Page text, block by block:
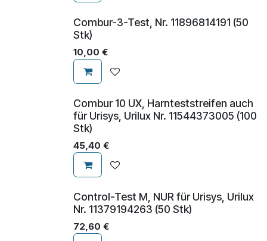
Combur-3-Test, Nr. 11896814191 (50
Stk)
10,00 €
Combur 10 UX, Harnteststreifen auch
für Urisys, Urilux Nr. 11544373005 (100
Stk)
45,40 €
Control-Test M, NUR für Urisys, Urilux
Nr. 11379194263 (50 Stk)
72,60 €